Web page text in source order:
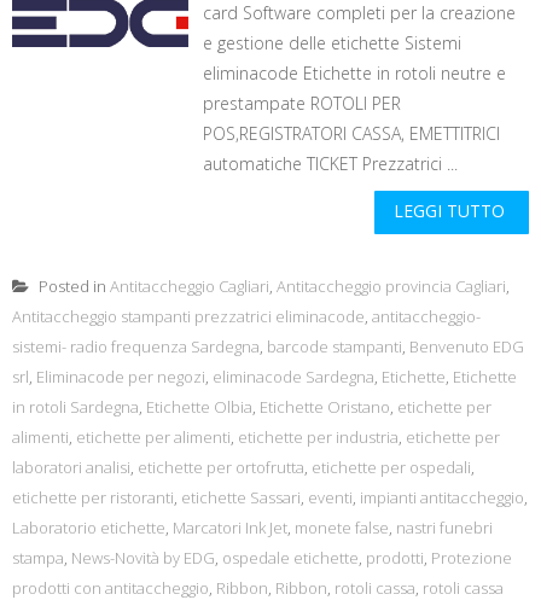
card Software completi per la creazione
e gestione delle etichette Sistemi
eliminacode Etichette in rotoli neutre e
prestampate ROTOLI PER
POS,REGISTRATORI CASSA, EMETTITRICI
automatiche TICKET Prezzatrici ...
LEGGI TUTTO
Posted in Antitaccheggio Cagliari, Antitaccheggio provincia Cagliari,
Antitaccheggio stampanti prezzatrici eliminacode, antitaccheggio-
sistemi- radio frequenza Sardegna, barcode stampanti, Benvenuto EDG
srl, Eliminacode per negozi, eliminacode Sardegna, Etichette, Etichette
in rotoli Sardegna, Etichette Olbia, Etichette Oristano, etichette per
alimenti, etichette per alimenti, etichette per industria, etichette per
laboratori analisi, etichette per ortofrutta, etichette per ospedali,
etichette per ristoranti, etichette Sassari, eventi, impianti antitaccheggio,
Laboratorio etichette, Marcatori Ink Jet, monete false, nastri funebri
stampa, News-Novità by EDG, ospedale etichette, prodotti, Protezione
prodotti con antitaccheggio, Ribbon, Ribbon, rotoli cassa, rotoli cassa